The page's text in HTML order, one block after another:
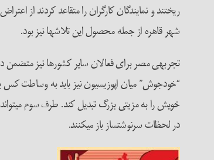
شهر قاهره از جمله محصول این تلاش­ها نیز بود.
تجربه­ی مصر برای فعالان سایر کشورها نیز متضمن
“خودجوش” میان اپوزیسیون نیز باید به وساطت کس
خویش را به مزیتی بزرگ تبدیل کند. طرف سوم می­تواند
در لحظات سرنوشت­ساز باز می­کنند.